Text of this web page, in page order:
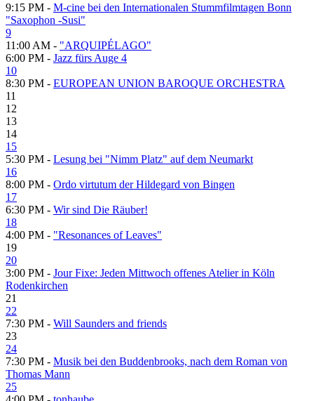
9:15 PM - M-cine bei den Internationalen Stummfilmtagen Bonn
"Saxophon -Susi"
9
11:00 AM - "ARQUIPÉLAGO"
6:00 PM - Jazz fürs Auge 4
10
8:30 PM - EUROPEAN UNION BAROQUE ORCHESTRA
11
12
13
14
15
5:30 PM - Lesung bei "Nimm Platz" auf dem Neumarkt
16
8:00 PM - Ordo virtutum der Hildegard von Bingen
17
6:30 PM - Wir sind Die Räuber!
18
4:00 PM - "Resonances of Leaves"
19
20
3:00 PM - Jour Fixe: Jeden Mittwoch offenes Atelier in Köln
Rodenkirchen
21
22
7:30 PM - Will Saunders and friends
23
24
7:30 PM - Musik bei den Buddenbrooks, nach dem Roman von
Thomas Mann
25